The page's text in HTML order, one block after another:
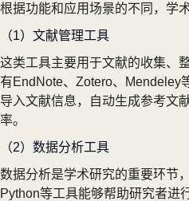
根据功能和应用场景的不同，学
（1）文献管理工具
这类工具主要用于文献的收集、
有EndNote、Zotero、Mendeley
导入文献信息，自动生成参考文
率。
（2）数据分析工具
数据分析是学术研究的重要环节
Python等工具能够帮助研究者进